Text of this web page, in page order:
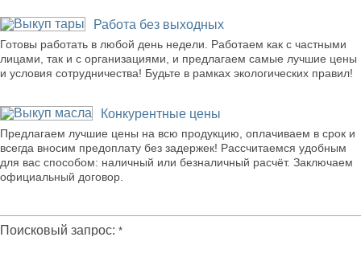
Работа без выходных
Готовы работать в любой день недели. Работаем как с частными
лицами, так и с организациями, и предлагаем самые лучшие цены
и условия сотрудничества! Будьте в рамках экологических правил!
Конкурентные цены
Предлагаем лучшие цены на всю продукцию, оплачиваем в срок и
всегда вносим предоплату без задержек! Рассчитаемся удобным
для вас способом: наличный или безналичный расчёт. Заключаем
официальный договор.
Поисковый запрос: *